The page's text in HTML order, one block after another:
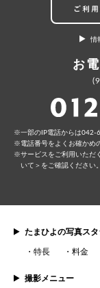
情
お
⼀部のIP電話からは042-
電話番号をよくお確かめ
サービスをご利⽤いただ
いて＞ をご確認ください。
たまひよの写真ス
特長 料金
撮影メニュー